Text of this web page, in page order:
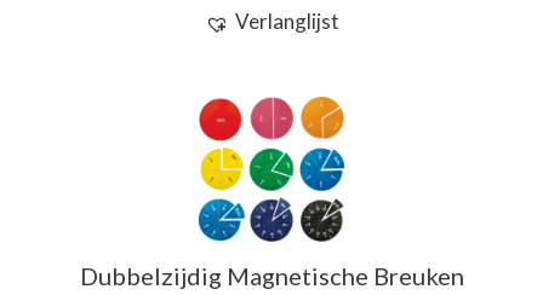
Verlanglijst
Dubbelzijdig Magnetische Breuken